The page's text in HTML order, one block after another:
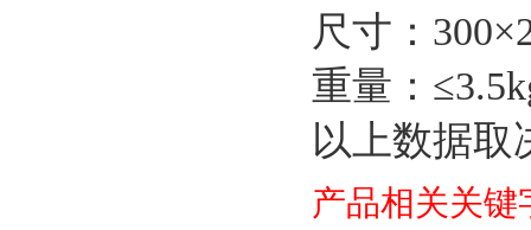
尺寸：
重量：
以上数据取
产品相关关